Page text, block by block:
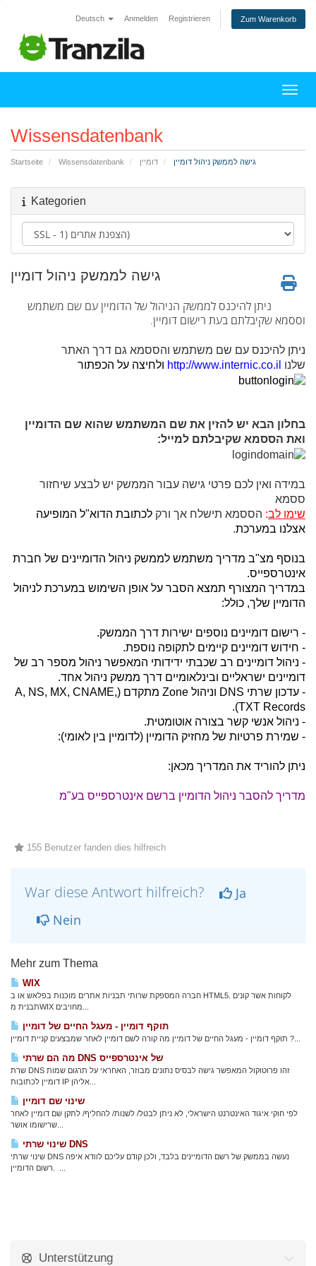
Deutsch Anmelden Registrieren Zum Warenkorb
Wissensdatenbank
Startseite Wissensdatenbank דומיין גישה לממשק ניהול דומיין
Kategorien
גישה לממשק ניהול דומיין
ניתן להיכנס לממשק הניהול של הדומיין עם שם משתמש
וססמא שקיבלתם בעת רישום דומיין.
ניתן להיכנס עם שם משתמש והססמא גם דרך האתר
שלנו http://www.internic.co.il ולחיצה על הכפתור
בחלון הבא יש להזין את שם המשתמש שהוא שם הדומיין
ואת הססמא שקיבלתם למייל:
במידה ואין לכם פרטי גישה עבור הממשק יש לבצע שיחזור
ססמא
שימו לב: הססמא תישלח אך ורק לכתובת הדוא"ל המופיעה
אצלנו במערכת.
בנוסף מצ"ב מדריך משתמש לממשק ניהול הדומיינים של חברת
אינטרספייס.
במדריך המצורף תמצא הסבר על אופן השימוש במערכת לניהול
הדומיין שלך, כולל:
- רישום דומיינים נוספים ישירות דרך הממשק.
- חידוש דומיינים קיימים לתקופה נוספת.
- ניהול דומיינים רב שכבתי ידידותי המאפשר ניהול מספר רב של
דומיינים ישראליים ובינלאומיים דרך ממשק ניהול אחד.
- עדכון שרתי DNS וניהול Zone מתקדם (A, NS, MX, CNAME,
TXT Records).
- ניהול אנשי קשר בצורה אוטומטית.
- שמירת פרטיות של מחזיק הדומיין (לדומיין בין לאומי):
ניתן להוריד את המדריך מכאן:
מדריך להסבר ניהול הדומיין ברשם אינטרספייס בע"מ
155 Benutzer fanden dies hilfreich
War diese Antwort hilfreich?
Ja
Nein
Mehr zum Thema
WIX
חברה המספקת שרותי תבניות אתרים מוכנות בפלאש או ב HTML5. לקוחות אשר קונים
תוקף דומיין - מעגל החיים של דומיין
תוקף דומיין - מעגל החיים של דומיין מה קורה לשם דומיין לאחר שמבצעים קניית דומיין ?...
מה הם שרתי DNS של אינטרספייס
שרת DNS זהו פרוטוקול המאפשר גישה לבסיס נתונים מבוזר, האחראי על תרגום שמות
שינוי שם דומיין
לפי חוקי איגוד האינטרנט הישראלי, לא ניתן לבטל/ לשנות/ להחליף/ לתקן שם דומיין לאחר
שינוי שרתי DNS
שינוי שרתי DNS נעשה בממשק של רשם הדומיינים בלבד, ולכן קודם עליכם לוודא איפה
Unterstützung